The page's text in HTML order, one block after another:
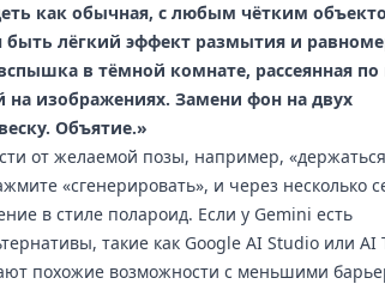
как обычная, с любым чётким
лёгкий эффект размытия и
в тёмной комнате, рассеянная по
изображениях. Замени фон на двух
Объятие.»
от желаемой позы, например,
«сгенерировать», и через несколько
в стиле полароид. Если у Gemini есть
такие как Google AI Studio или AI
похожие возможности с меньшими